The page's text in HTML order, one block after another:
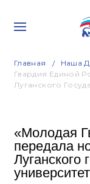
Главная Наша
Гвардия Единой
Луганского
«Молодая
передала
Луганского